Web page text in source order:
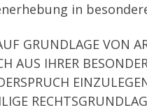
in
GRUNDLAGE VON
AUS IHRER